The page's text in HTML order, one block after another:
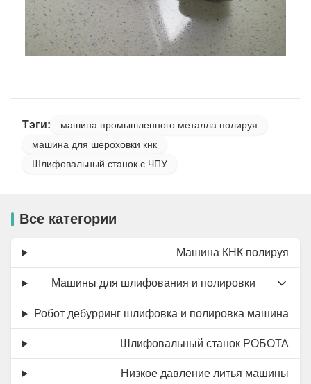
Тэги:
машина промышленного металла полируя
машина для шероховки кнк
Шлифовальный станок с ЧПУ
Все категории
Машина КНК полируя
Машины для шлифования и полировки
Робот дебурринг шлифовка и полировка машина
Шлифовальный станок РОБОТА
Низкое давление литья машины